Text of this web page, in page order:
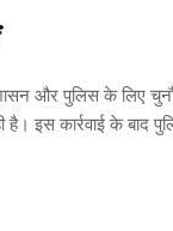
और पुलिस के लिए
इस कार्रवाई के बाद